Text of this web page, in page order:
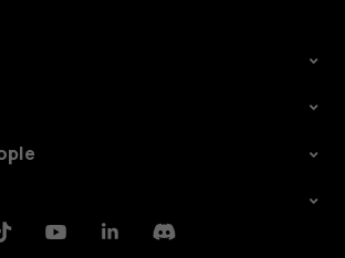
YoutubeLinkedinDiscord